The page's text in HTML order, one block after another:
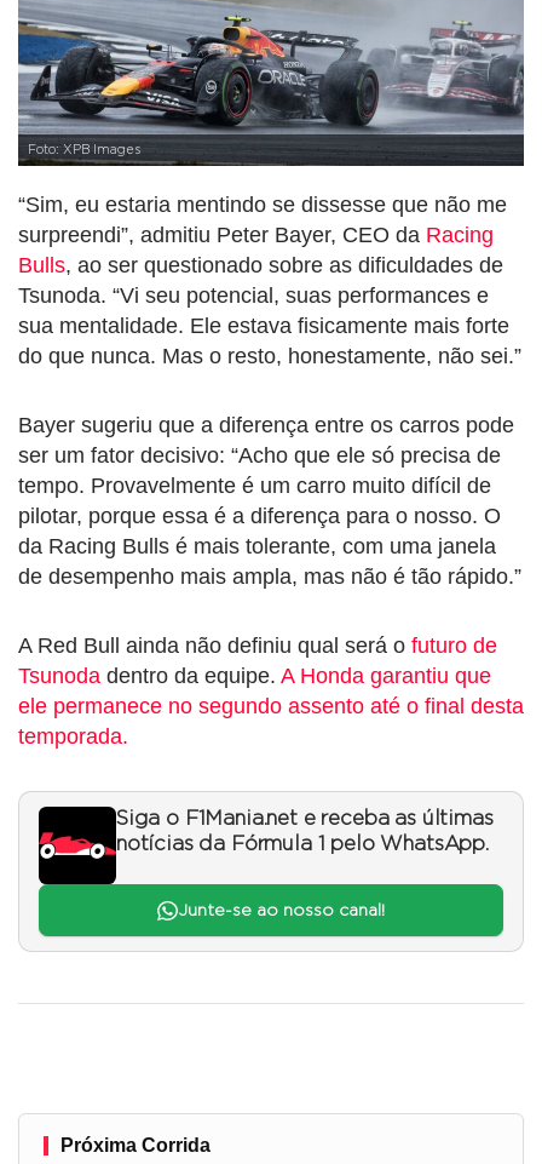
Foto: XPB Images
“Sim, eu estaria mentindo se dissesse que não me
surpreendi”, admitiu Peter Bayer, CEO da Racing
Bulls, ao ser questionado sobre as dificuldades de
Tsunoda. “Vi seu potencial, suas performances e
sua mentalidade. Ele estava fisicamente mais forte
do que nunca. Mas o resto, honestamente, não sei.”
Bayer sugeriu que a diferença entre os carros pode
ser um fator decisivo: “Acho que ele só precisa de
tempo. Provavelmente é um carro muito difícil de
pilotar, porque essa é a diferença para o nosso. O
da Racing Bulls é mais tolerante, com uma janela
de desempenho mais ampla, mas não é tão rápido.”
A Red Bull ainda não definiu qual será o futuro de
Tsunoda dentro da equipe. A Honda garantiu que
ele permanece no segundo assento até o final desta
temporada.
Siga o F1Mania.net e receba as últimas
notícias da Fórmula 1 pelo WhatsApp.
Junte-se ao nosso canal!
Próxima Corrida